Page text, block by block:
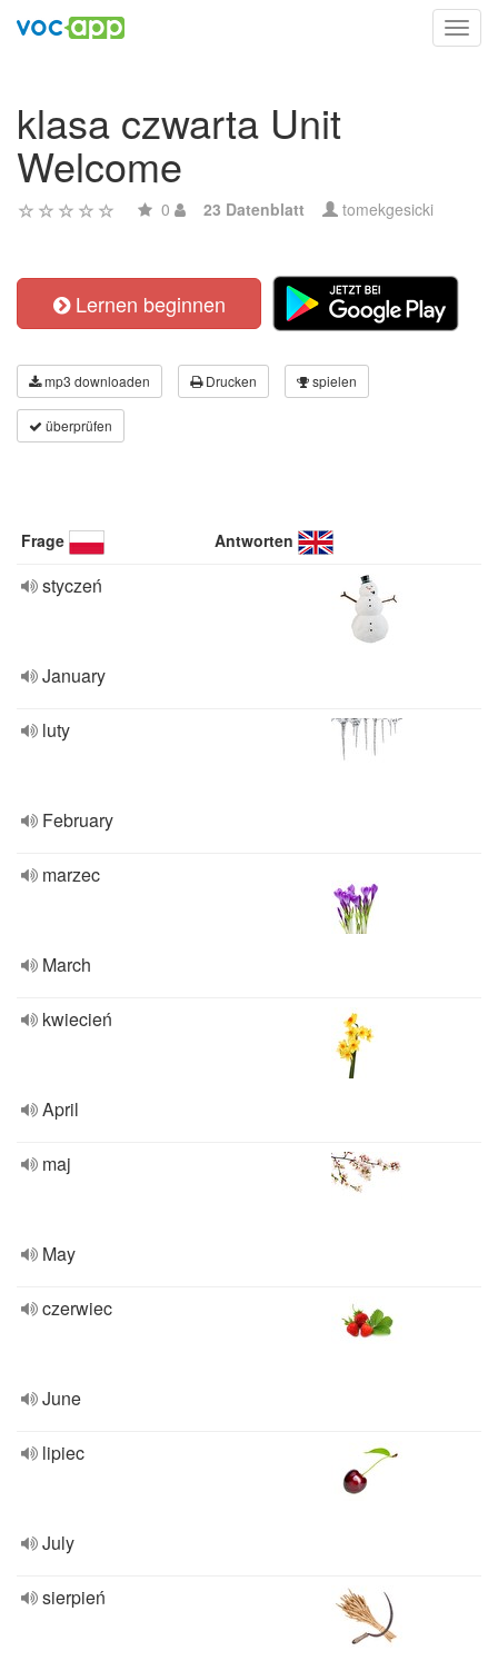
klasa czwarta Unit
Welcome
0 23 Datenblatt tomekgesicki
Lernen beginnen
mp3 downloaden Drucken spielen
überprüfen
Frage Antworten
styczeń
January
luty
February
marzec
March
kwiecień
April
maj
May
czerwiec
June
lipiec
July
sierpień